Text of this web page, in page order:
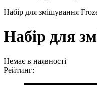
Набір для змішування
Набір для
Немає в наявності
Рейтинг: